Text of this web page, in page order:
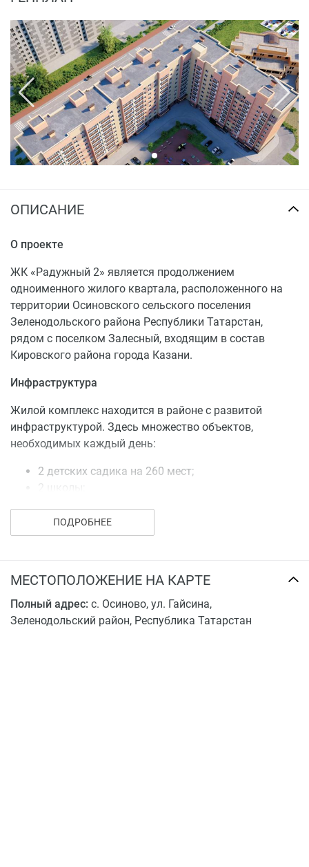
ОПИСАНИЕ
О проекте
ЖК «Радужный 2» является продолжением
одноименного жилого квартала, расположенного на
территории Осиновского сельского поселения
Зеленодольского района Республики Татарстан,
рядом с поселком Залесный, входящим в состав
Кировского района города Казани.
Инфраструктура
Жилой комплекс находится в районе с развитой
инфраструктурой. Здесь множество объектов,
необходимых каждый день:
2 детских садика на 260 мест;
2 школы;
продовольственные магазины;
опорный пункт полиции.
течение 35 минут добраться до центра города Казань,
за 25 минут до Ново-Савиновского района, до завода
ПОДРОБНЕЕ
МЕСТОПОЛОЖЕНИЕ НА КАРТЕ
Полный адрес: с. Осиново, ул. Гайсина,
Зеленодольский район, Республика Татарстан